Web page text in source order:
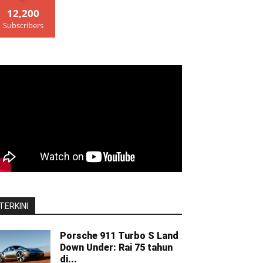
12,200
Subscribers
Porsche 911 Turbo S Land
Down Under: Rai 75 tahun
di...